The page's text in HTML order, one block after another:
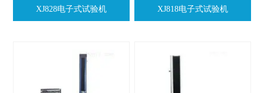
XJ828电子式试验机 XJ818电子式试验机